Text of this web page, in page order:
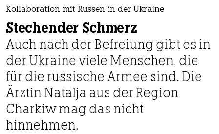
nord
wahrheit
verlag
verlag
veranstaltungen
shop
Kollaboration mit Russen in der Ukraine
Stechender Schmerz
Auch nach der Befreiung gibt es in
der Ukraine viele Menschen, die
für die russische Armee sind. Die
Ärztin Natalja aus der Region
Charkiw mag das nicht
hinnehmen.